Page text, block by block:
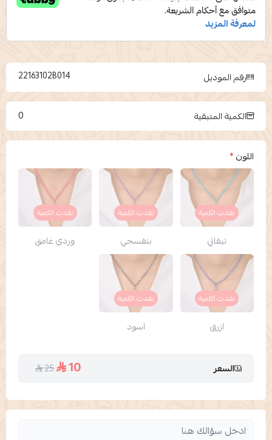
رقم الموديل 22163102B014
الكمية المتبقية 0
اللون*
نفدت الكمية
تيفاني
نفدت الكمية
بنفسجي
نفدت الكمية
وردي غامق
نفدت الكمية
ازرق
نفدت الكمية
اسود
السعر 10
25